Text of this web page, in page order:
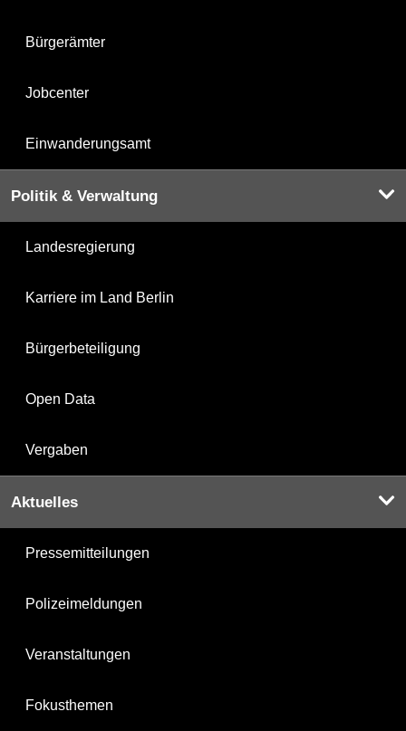
Bürgerämter
Jobcenter
Einwanderungsamt
Politik & Verwaltung
Landesregierung
Karriere im Land Berlin
Bürgerbeteiligung
Open Data
Vergaben
Aktuelles
Pressemitteilungen
Polizeimeldungen
Veranstaltungen
Fokusthemen